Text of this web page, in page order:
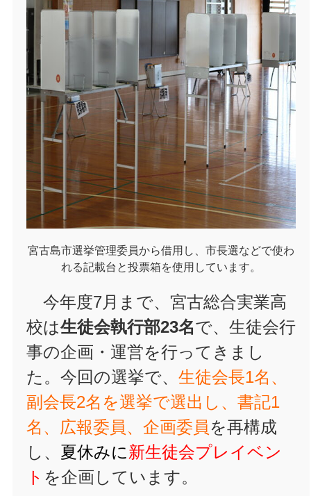
宮古島市選挙管理委員から借用し、市長選などで使わ
れる記載台と投票箱を使用しています。
今年度7月まで、宮古総合実業高
校は生徒会執行部23名で、生徒会行
事の企画・運営を行ってきまし
た。今回の選挙で、 生徒会長1名、
副会長2名を選挙で選出し、書記1
名、広報委員、企画委員を再構成
し、 夏休みに新生徒会プレイベン
ト を企画しています。